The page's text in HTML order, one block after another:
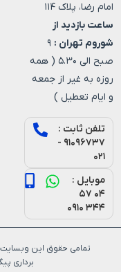
امام رضا، پلاک ۱۱۴
ساعت بازدید از
شوروم تهران : ۹
صبح الی ۵.۳۰ ( همه
روزه به غیر از جمعه
و ایام تعطیل )
تلفن ثابت :
۹۱۰۹۶۷۳۷ -
۰۲۱
موبایل :
۰۴ ۵۷
۳۴۴ ۰۹۱۰
تمامی حقوق این
برداری پیگرد